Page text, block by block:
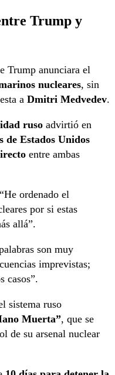
Trump y
Trump anunciara el
nucleares, sin
a Dmitri Medvedev.
ruso advirtió en
de Estados Unidos
entre ambas
ordenado el
por si estas
allá”.
son muy
imprevistas;
casos”.
sistema ruso
Muerta”, que se
de su arsenal nuclear